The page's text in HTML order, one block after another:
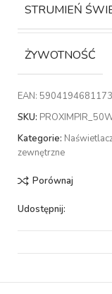
STRUMIEŃ
ŻYWOTNOŚĆ
EAN: 5904194681173
SKU:
Kategorie:
zewnętrzne
Porównaj
Udostępnij: